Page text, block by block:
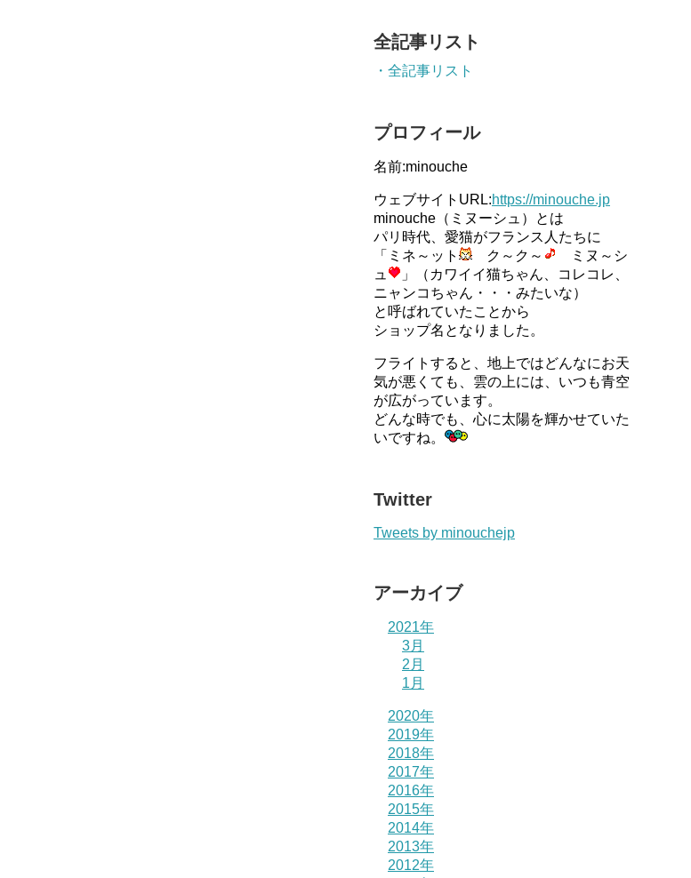
全記事リスト
・全記事リスト
プロフィール
名前:minouche
ウェブサイトURL:https://minouche.jp
minouche（ミヌーシュ）とは
パリ時代、愛猫がフランス人たちに
「ミネ～ット
ク～ク～
ミヌ～シ
ュ
」（カワイイ猫ちゃん、コレコレ、
ニャンコちゃん・・・みたいな）
と呼ばれていたことから
ショップ名となりました。
フライトすると、地上ではどんなにお天
気が悪くても、雲の上には、いつも青空
が広がっています。
どんな時でも、心に太陽を輝かせていた
いですね。
Twitter
Tweets by minouchejp
アーカイブ
2021年
3月
2月
1月
2020年
2019年
2018年
2017年
2016年
2015年
2014年
2013年
2012年